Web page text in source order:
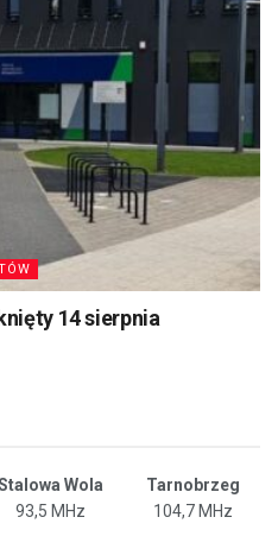
14 sierpnia
Wola
Tarnobrzeg
93,5 MHz 104,7 MHz